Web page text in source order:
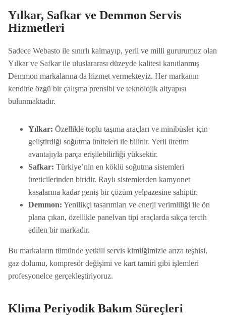
Yılkar, Safkar ve Demmon Servis
Hizmetleri
Sadece Webasto ile sınırlı kalmayıp, yerli ve milli gururumuz olan
Yılkar ve Safkar ile uluslararası düzeyde kalitesi kanıtlanmış
Demmon markalarına da hizmet vermekteyiz. Her markanın
kendine özgü bir çalışma prensibi ve teknolojik altyapısı
bulunmaktadır.
Yılkar: Özellikle toplu taşıma araçları ve minibüsler için
geliştirdiği soğutma üniteleri ile bilinir. Yerli üretim
avantajıyla parça erişilebilirliği yüksektir.
Safkar: Türkiye’nin en köklü soğutma sistemleri
üreticilerinden biridir. Raylı sistemlerden kamyonet
kasalarına kadar geniş bir çözüm yelpazesine sahiptir.
Demmon: Yenilikçi tasarımları ve enerji verimliliği ile ön
plana çıkan, özellikle panelvan tipi araçlarda sıkça tercih
edilen bir markadır.
Bu markaların tümünde yetkili servis kimliğimizle arıza teşhisi,
gaz dolumu, kompresör değişimi ve kart tamiri gibi işlemleri
profesyonelce gerçekleştiriyoruz.
Klima Periyodik Bakım Süreçleri